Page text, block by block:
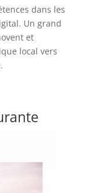
dans les
Un grand
et
local vers